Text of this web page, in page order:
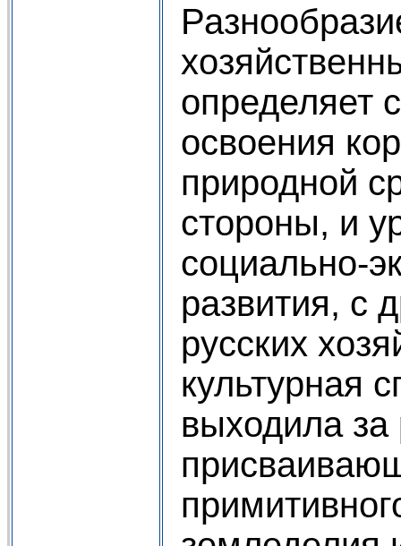
определяет
освоения
природной
стороны, и
социально-
развития, с
русских
культурная
выходила за